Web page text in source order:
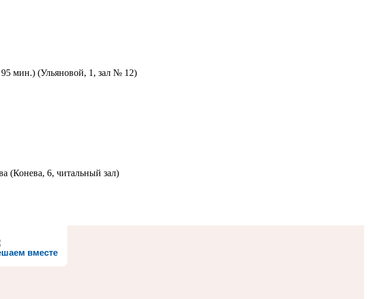
мин.) (Ульяновой, 1, зал № 12)
(Конева, 6, читальный зал)
вместе